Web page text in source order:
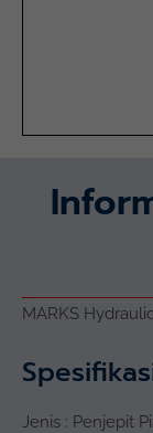
MARKS
Jenis : Penjepit